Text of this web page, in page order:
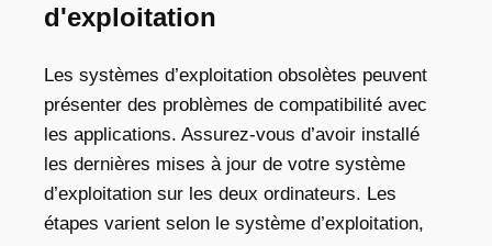
d'exploitation
Les systèmes d’exploitation obsolètes peuvent
présenter des problèmes de compatibilité avec
les applications. Assurez-vous d’avoir installé
les dernières mises à jour de votre système
d’exploitation sur les deux ordinateurs. Les
étapes varient selon le système d’exploitation,